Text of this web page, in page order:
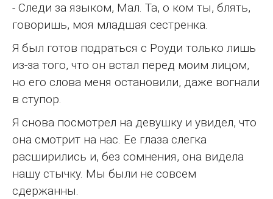
- Следи за языком, Мал. Та, о ком ты, блять,
говоришь, моя младшая сестренка.
Я был готов подраться с Роуди только лишь
из-за того, что он встал перед моим лицом,
но его слова меня остановили, даже вогнали
в ступор.
Я снова посмотрел на девушку и увидел, что
она смотрит на нас. Ее глаза слегка
расширились и, без сомнения, она видела
нашу стычку. Мы были не совсем
сдержанны.